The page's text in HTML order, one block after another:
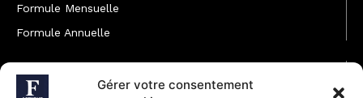
Gérer votre consentement
Formule Mensuelle
Formule Annuelle
JOINDRE L'ÉQUIPE